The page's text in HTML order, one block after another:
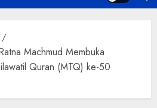
Machmud Membuka
Quran (MTQ) ke-50